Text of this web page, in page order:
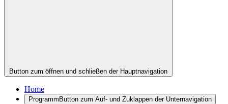
Button zum öffnen und schließen der Hauptnavigation
Home
Programm Button zum Auf- und Zuklappen der Unternavigation